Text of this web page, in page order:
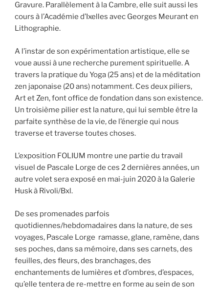
Gravure. Parallèlement à la Cambre, elle suit aussi les
cours à l’Académie d’Ixelles avec Georges Meurant en
Lithographie.
A l’instar de son expérimentation artistique, elle se
voue aussi à une recherche purement spirituelle. A
travers la pratique du Yoga (25 ans) et de la méditation
zen japonaise (20 ans) notamment. Ces deux piliers,
Art et Zen, font office de fondation dans son existence.
Un troisième pilier est la nature, qui lui semble être la
parfaite synthèse de la vie, de l’énergie qui nous
traverse et traverse toutes choses.
L’exposition FOLIUM montre une partie du travail
visuel de Pascale Lorge de ces 2 dernières années, un
autre volet sera exposé en mai-juin 2020 à la Galerie
Husk à Rivoli/Bxl.
De ses promenades parfois
quotidiennes/hebdomadaires dans la nature, de ses
voyages, Pascale Lorge ramasse, glane, ramène, dans
ses poches, dans sa mémoire, dans ses carnets, des
feuilles, des fleurs, des branchages, des
enchantements de lumières et d’ombres, d’espaces,
qu’elle tentera de re-mettre en forme au sein de son